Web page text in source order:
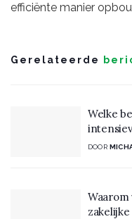
efficiënte manier
Gerelateerde
Welke
DOOR
Waarom